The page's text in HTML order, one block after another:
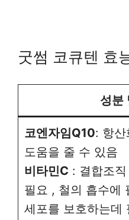
굿썸 코큐텐 효
성분
코엔자임Q10: 항산
도움을 줄 수 있음
비타민C : 결합조
필요 , 철의 흡수에
세포를 보호하는데